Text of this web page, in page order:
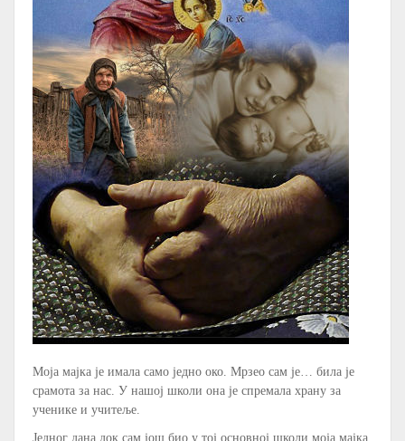
Моја мајка је имала само једно око. Мрзео сам је… била је
срамота за нас. У нашој школи она је спремала храну за
ученике и учитеље.
Једног дана док сам још био у тој основној школи моја мајка